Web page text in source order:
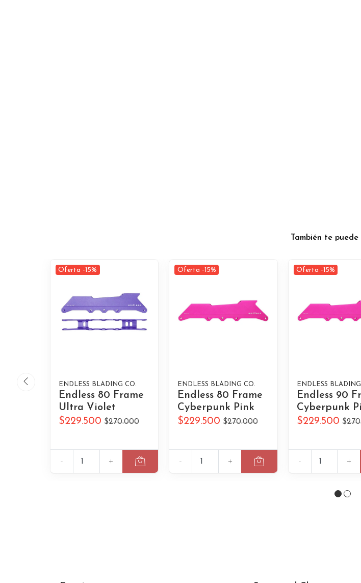
También te
Oferta -15%
ENDLESS BLADING CO.
Endless 80 Frame
Ultra Violet
$229.500 $270.000
- +
Oferta -15%
ENDLESS BLADING CO.
Endless 80 Frame
Cyberpunk Pink
$229.500 $270.000
- +
Oferta -15%
ENDLESS
Endless 90
Cyberpunk
$229.500
- +